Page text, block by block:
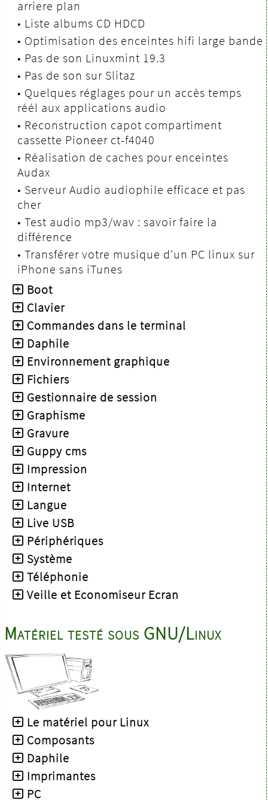
arriere plan
• Liste albums CD HDCD
• Optimisation des enceintes hifi large bande
• Pas de son Linuxmint 19.3
• Pas de son sur Slitaz
• Quelques réglages pour un accès temps
réél aux applications audio
• Reconstruction capot compartiment
cassette Pioneer ct-f4040
• Réalisation de caches pour enceintes
Audax
• Serveur Audio audiophile efficace et pas
cher
• Test audio mp3/wav : savoir faire la
différence
• Transférer votre musique d'un PC linux sur
iPhone sans iTunes
Boot
Clavier
Commandes dans le terminal
Daphile
Environnement graphique
Fichiers
Gestionnaire de session
Graphisme
Gravure
Guppy cms
Impression
Internet
Langue
Live USB
Périphériques
Système
Téléphonie
Veille et Economiseur Ecran
Matériel testé sous GNU/Linux
Le matériel pour Linux
Composants
Daphile
Imprimantes
PC